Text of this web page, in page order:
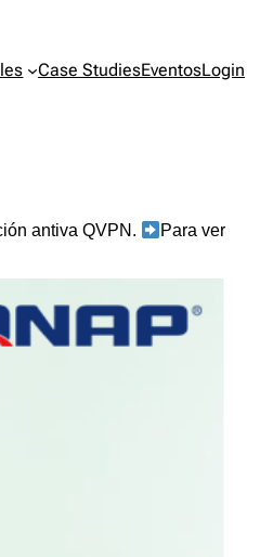
Case StudiesEventosLogin
antiva QVPN.
Para ver